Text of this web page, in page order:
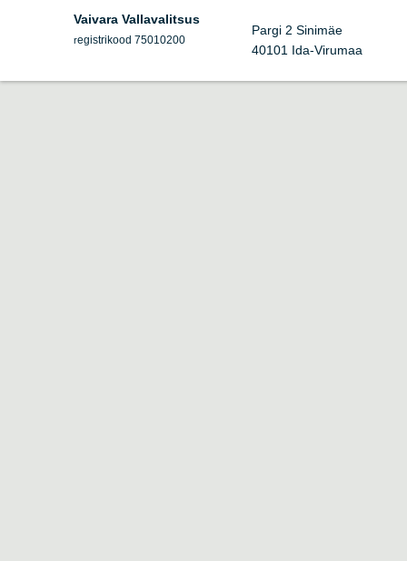
Vaivara Vallavalitsus
registrikood 75010200
Pargi 2 Sinimäe
40101 Ida-Virumaa